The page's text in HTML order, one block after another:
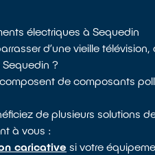
électriques à Sequedin
d’une vieille
?
de composants
de plusieurs solutions
à vous :
caricative si votre